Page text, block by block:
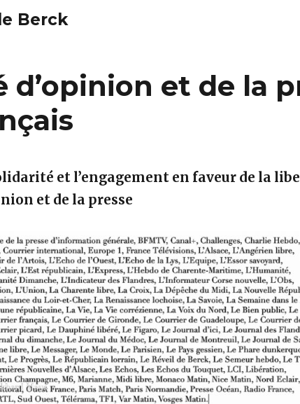
Berck
et de la
et l’engagement en faveur de la
et de la presse